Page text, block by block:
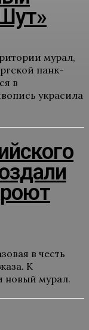
мурал,
панк-
в
украсила
в честь
К
новый мурал.